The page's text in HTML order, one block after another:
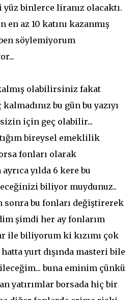
yüz binlerce liranız olacaktı.
en az 10 katını kazanmış
söylemiyorum
olabilirsiniz fakat
bu gün bu yazıyı
için geç olabilir...
bireysel emeklilik
fonları olarak
yılda 6 kere bu
biliyor muydunuz..
sonra bu fonları değiştirerek
şimdi her ay fonlarım
ile biliyorum ki kızımı çok
yurt dışında masteri bile
buna eminim çünkü
yatırımlar borsada hiç bir